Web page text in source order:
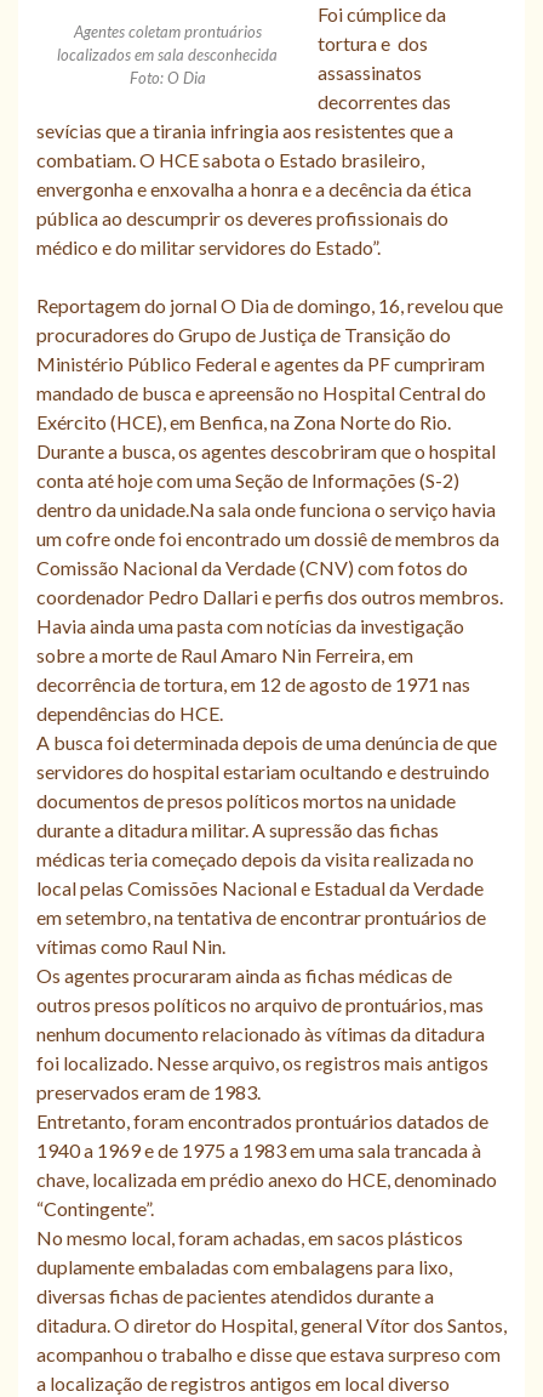
Agentes coletam prontuários
localizados em sala desconhecida
Foto: O Dia
Foi cúmplice da
tortura e dos
assassinatos
decorrentes das
sevícias que a tirania infringia aos resistentes que a
combatiam. O HCE sabota o Estado brasileiro,
envergonha e enxovalha a honra e a decência da ética
pública ao descumprir os deveres profissionais do
médico e do militar servidores do Estado”.
Reportagem do jornal O Dia de domingo, 16, revelou que
procuradores do Grupo de Justiça de Transição do
Ministério Público Federal e agentes da PF cumpriram
mandado de busca e apreensão no Hospital Central do
Exército (HCE), em Benfica, na Zona Norte do Rio.
Durante a busca, os agentes descobriram que o hospital
conta até hoje com uma Seção de Informações (S-2)
dentro da unidade.Na sala onde funciona o serviço havia
um cofre onde foi encontrado um dossiê de membros da
Comissão Nacional da Verdade (CNV) com fotos do
coordenador Pedro Dallari e perfis dos outros membros.
Havia ainda uma pasta com notícias da investigação
sobre a morte de Raul Amaro Nin Ferreira, em
decorrência de tortura, em 12 de agosto de 1971 nas
dependências do HCE.
A busca foi determinada depois de uma denúncia de que
servidores do hospital estariam ocultando e destruindo
documentos de presos políticos mortos na unidade
durante a ditadura militar. A supressão das fichas
médicas teria começado depois da visita realizada no
local pelas Comissões Nacional e Estadual da Verdade
em setembro, na tentativa de encontrar prontuários de
vítimas como Raul Nin.
Os agentes procuraram ainda as fichas médicas de
outros presos políticos no arquivo de prontuários, mas
nenhum documento relacionado às vítimas da ditadura
foi localizado. Nesse arquivo, os registros mais antigos
preservados eram de 1983.
Entretanto, foram encontrados prontuários datados de
1940 a 1969 e de 1975 a 1983 em uma sala trancada à
chave, localizada em prédio anexo do HCE, denominado
“Contingente”.
No mesmo local, foram achadas, em sacos plásticos
duplamente embaladas com embalagens para lixo,
diversas fichas de pacientes atendidos durante a
ditadura. O diretor do Hospital, general Vítor dos Santos,
acompanhou o trabalho e disse que estava surpreso com
a localização de registros antigos em local diverso